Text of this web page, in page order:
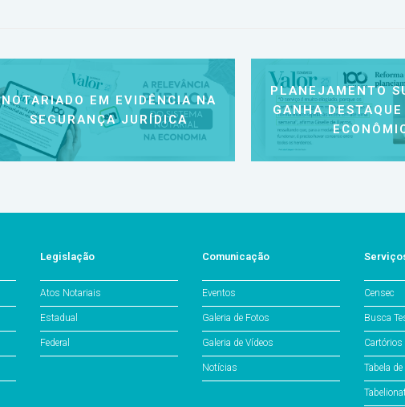
NOTARIADO EM EVIDÊNCIA NA
SEGURANÇA JURÍDICA
PLANEJAMENTO
GANHA
Legislação
Atos Notariais
Estadual
Federal
Comunicação
Eventos
Galeria de Fotos
Galeria de Vídeos
Notícias
Censec
Busca
Cartórios
Tabela